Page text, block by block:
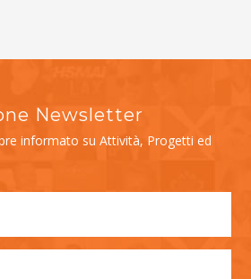
Newsletter
informato su Attività, Progetti ed